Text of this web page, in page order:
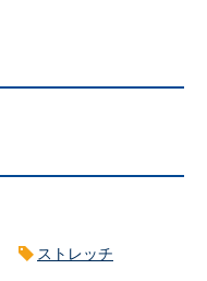
ストレッチ